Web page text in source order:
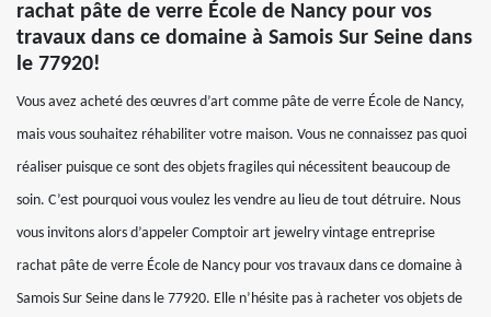
rachat pâte de verre École de Nancy pour vos
travaux dans ce domaine à Samois Sur Seine dans
le 77920!
Vous avez acheté des œuvres d’art comme pâte de verre École de Nancy,
mais vous souhaitez réhabiliter votre maison. Vous ne connaissez pas quoi
réaliser puisque ce sont des objets fragiles qui nécessitent beaucoup de
soin. C’est pourquoi vous voulez les vendre au lieu de tout détruire. Nous
vous invitons alors d’appeler Comptoir art jewelry vintage entreprise
rachat pâte de verre École de Nancy pour vos travaux dans ce domaine à
Samois Sur Seine dans le 77920. Elle n’hésite pas à racheter vos objets de